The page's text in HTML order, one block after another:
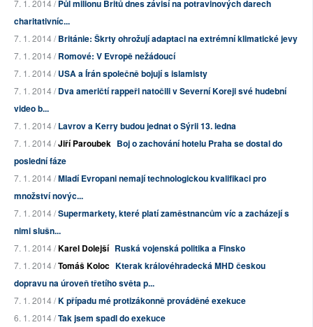
7. 1. 2014 /Půl milionu Britů dnes závisí na potravinových darech
charitativníc...
7. 1. 2014 /Británie: Škrty ohrožují adaptaci na extrémní klimatické jevy
7. 1. 2014 /Romové: V Evropě nežádoucí
7. 1. 2014 /USA a Írán společně bojují s islamisty
7. 1. 2014 /Dva američtí rappeři natočili v Severní Koreji své hudební
video b...
7. 1. 2014 /Lavrov a Kerry budou jednat o Sýrii 13. ledna
7. 1. 2014 /Jiří Paroubek Boj o zachování hotelu Praha se dostal do
poslední fáze
7. 1. 2014 /Mladí Evropani nemají technologickou kvalifikaci pro
množství novýc...
7. 1. 2014 /Supermarkety, které platí zaměstnancům víc a zacházejí s
nimi slušn...
7. 1. 2014 /Karel Dolejší Ruská vojenská politika a Finsko
7. 1. 2014 /Tomáš Koloc Kterak královéhradecká MHD českou
dopravu na úroveň třetího světa p...
7. 1. 2014 /K případu mé protizákonně prováděné exekuce
6. 1. 2014 /Tak jsem spadl do exekuce